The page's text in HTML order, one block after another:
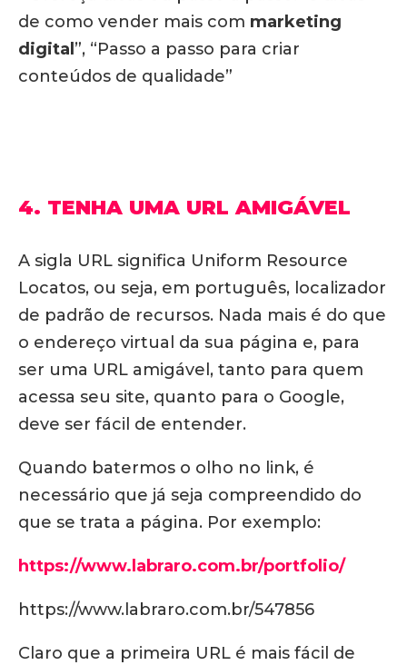
de como vender mais com marketing
digital ”, “Passo a passo para criar
conteúdos de qualidade”
4. TENHA UMA URL AMIGÁVEL
A sigla URL significa Uniform Resource
Locatos, ou seja, em português, localizador
de padrão de recursos. Nada mais é do que
o endereço virtual da sua página e, para
ser uma URL amigável, tanto para quem
acessa seu site, quanto para o Google,
deve ser fácil de entender.
Quando batermos o olho no link, é
necessário que já seja compreendido do
que se trata a página. Por exemplo:
https://www.labraro.com.br/portfolio/
https://www.labraro.com.br/547856
Claro que a primeira URL é mais fácil de